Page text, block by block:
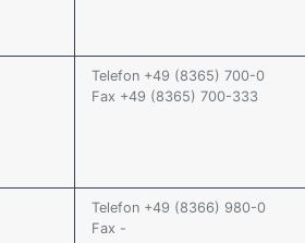
Telefon +49 (8365) 700-0
Fax +49 (8365) 700-333
Telefon +49 (8366) 980-0
Fax -